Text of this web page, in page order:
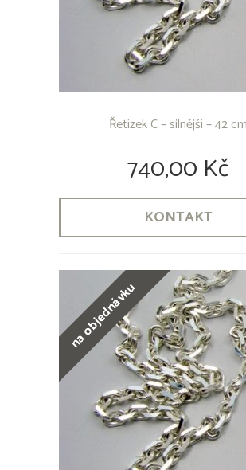
Řetízek C – silnější – 42 cm
740,00 Kč
KONTAKT
na objednávku